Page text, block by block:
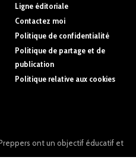
Ligne éditoriale
Contactez moi
Politique de confidentialité
Politique de partage et de
publication
Politique relative aux cookies
ont un objectif éducatif et